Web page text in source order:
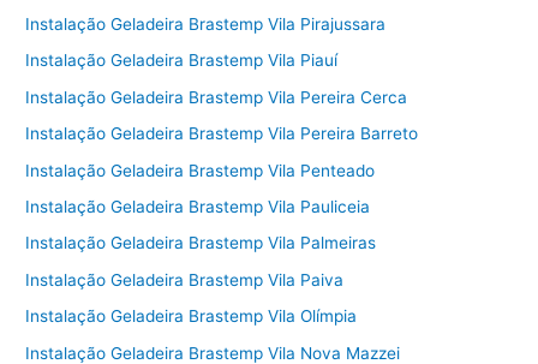
Instalação Geladeira Brastemp Vila Pirajussara
Instalação Geladeira Brastemp Vila Piauí
Instalação Geladeira Brastemp Vila Pereira Cerca
Instalação Geladeira Brastemp Vila Pereira Barreto
Instalação Geladeira Brastemp Vila Penteado
Instalação Geladeira Brastemp Vila Pauliceia
Instalação Geladeira Brastemp Vila Palmeiras
Instalação Geladeira Brastemp Vila Paiva
Instalação Geladeira Brastemp Vila Olímpia
Instalação Geladeira Brastemp Vila Nova Mazzei